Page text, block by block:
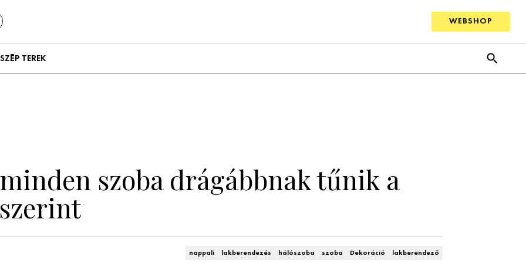
WEBSHOP
SZÉP TEREK
szoba drágábbnak tűnik a
nappali lakberendezés hálószoba szoba Dekoráció lakberendező